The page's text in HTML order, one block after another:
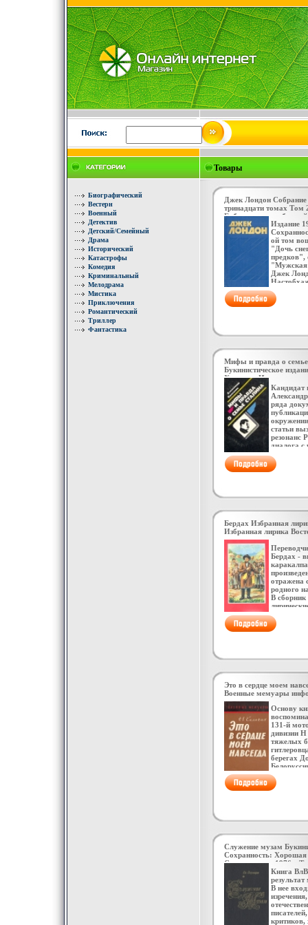
Биографический
Вестерн
Военный
Детектив
Детский/Семейный
Драма
Исторический
Катастрофы
Комедия
Криминальный
Мелодрама
Мистика
Приключения
Романтический
Триллер
Фантастика
Товары
Джек Лондон Собрание
тринадцати томах Том
Библиотека
12747t.
Издание
ой том
"Дочь
предков",
"Мужская
Джек
Гриффитс
классик
ХХ
жизнь
Мифы и правда о
Букинистическое
Хорошая
Мягкая обложка, 174
01456-1 Тираж:
84x108/32 (~130х205
Кандидат
ряда
статьи
резонанс
диалога с
В ней
автором
Книга
Бердах Избранная
Избранная лирика
Бердах -
отражена
родного
В
Бердах
Каргабая.
Это в сердце моем
Военные мемуары
Основу
131-й
дивизии
тяжелых
берегах
солдат и
Николай
Служение музам
Сохранность: Хорошая
Современник, 1976 г
216 стр Тираж: 50000
84x108/32 (~130х205
Книга
результат
В нее
критиков,